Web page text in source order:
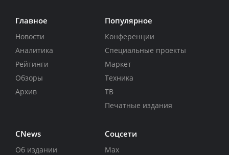
Главное
Новости
Аналитика
Рейтинги
Обзоры
Архив
Популярное
Конференции
Специальные проекты
Маркет
Техника
ТВ
Печатные издания
CNews
Об издании
Соцсети
Max